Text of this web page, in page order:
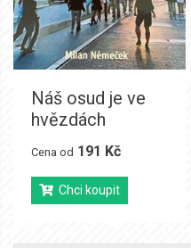
Náš osud je ve
hvězdách
Cena od 191 Kč
Chci koupit